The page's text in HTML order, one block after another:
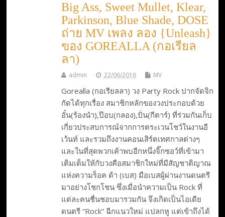
Big Ass, Sweet Mullet, Klear,
Parkinson, Blue Shade, DOSE
ถ่าย MV เพลง ลอง {Unleash}
ของ GOREALLA (กอเรียล
ลา)
admin 22/06/2016 MV
Gorealla (กอเรียลลา) วง Party Rock ปากจัดจิก
กัดได้ทุกเรื่อง สมาชิกหลักของวงประกอบด้วย
อั๋น(ร้องนำ),ป๊อบ(กลอง),ปั่น(กีตาร์) ที่ร่วมกันเก็บ
เกี่ยวประสบการณ์จากการตระเวนโชว์ในงานอี
เว้นท์ และรวมถึงงานคอนเสิร์ตเทศกาลต่างๆ
และในที่สุดพวกเค้าพบอีกหนึ่งจิ๊กซอว์ที่เข้ามา
เติมเต็มให้กับวงคือสมาชิกใหม่ที่มีสัญชาติญาณ
แห่งความร็อค ด้า (เบส) มือเบสผู้ผ่านงานดนตรี
มาอย่างโชกโชน ซึ่งเมื่อนำความเป็น Rock ที่
แต่ละคนชื่นชอบมารวมกัน จึงเกิดเป็นไอเดีย
ดนตรี “Rock” ฉีกแนวใหม่ แปลกหู แต่เข้าถึงได้